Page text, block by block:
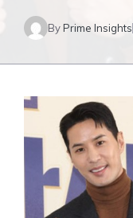
ByPrime Insights